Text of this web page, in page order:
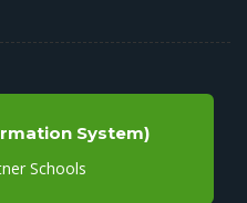
System)
Schools